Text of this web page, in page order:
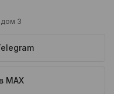
дом 3
MAX